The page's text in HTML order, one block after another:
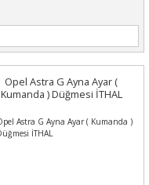
Opel Astra G Ayna Ayar (
Kumanda ) Düğmesi İTHAL